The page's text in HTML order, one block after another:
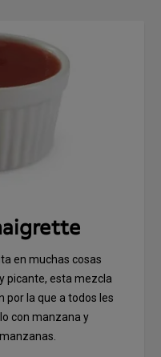
en muchas cosas
picante, esta mezcla
por la que a todos les
con manzana y